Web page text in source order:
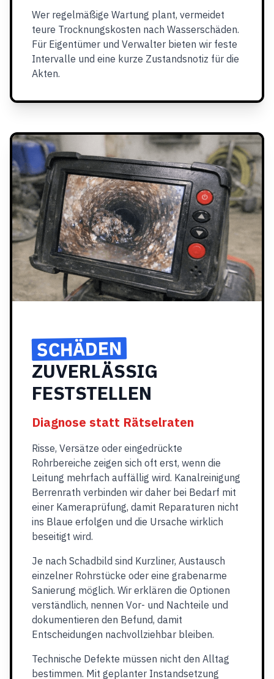
Wer regelmäßige Wartung plant, vermeidet
teure Trocknungskosten nach Wasserschäden.
Für Eigentümer und Verwalter bieten wir feste
Intervalle und eine kurze Zustandsnotiz für die
Akten.
SCHÄDEN
ZUVERLÄSSIG
FESTSTELLEN
Diagnose statt Rätselraten
Risse, Versätze oder eingedrückte
Rohrbereiche zeigen sich oft erst, wenn die
Leitung mehrfach auffällig wird. Kanalreinigung
Berrenrath verbinden wir daher bei Bedarf mit
einer Kameraprüfung, damit Reparaturen nicht
ins Blaue erfolgen und die Ursache wirklich
beseitigt wird.
Je nach Schadbild sind Kurzliner, Austausch
einzelner Rohrstücke oder eine grabenarme
Sanierung möglich. Wir erklären die Optionen
verständlich, nennen Vor- und Nachteile und
dokumentieren den Befund, damit
Entscheidungen nachvollziehbar bleiben.
Technische Defekte müssen nicht den Alltag
bestimmen. Mit geplanter Instandsetzung